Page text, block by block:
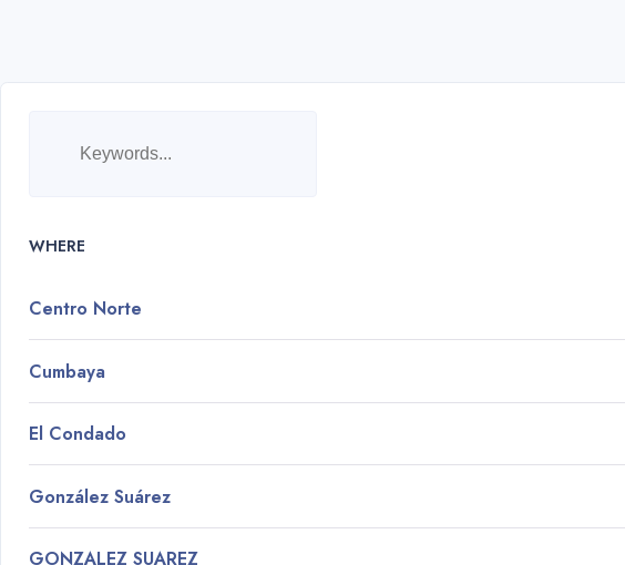
WHERE
Centro Norte
Cumbaya
El Condado
González Suárez
GONZALEZ SUAREZ